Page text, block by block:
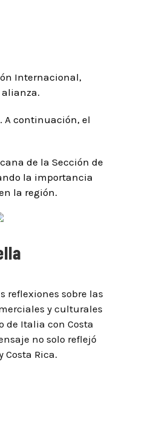
Internacional,
alianza.
A continuación, el
de la Sección de
la importancia
la región.
reflexiones sobre las
y culturales
de Italia con Costa
no solo reflejó
Rica.